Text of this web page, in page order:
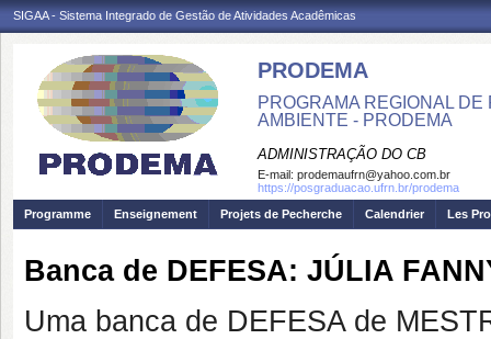
SIGAA - Sistema Integrado de Gestão de Atividades Acadêmicas
PRODEMA
PROGRAMA REGIONAL
AMBIENTE - PRODEMA
ADMINISTRAÇÃO DO CB
E-mail: prodemaufrn@yahoo.com.br
https://posgraduacao.ufrn.br/prodema
Programme
Enseignement Projets de Pecherche Calendrier Les
Banca de DEFESA: JÚLIA
Uma banca de DEFESA de